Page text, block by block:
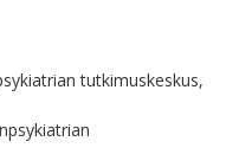
tutkimuskeskus,